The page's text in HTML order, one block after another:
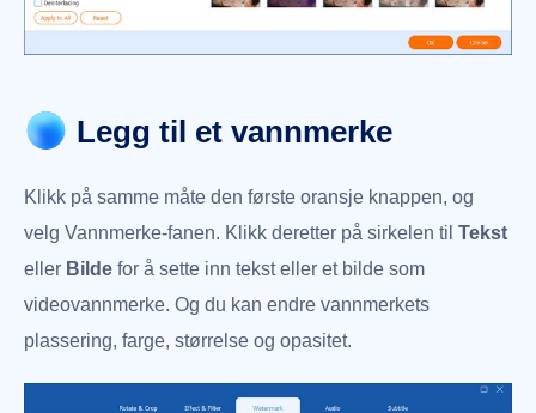
Legg til et vannmerke
Klikk på samme måte den første oransje knappen, og
velg Vannmerke-fanen. Klikk deretter på sirkelen til Tekst
eller Bilde for å sette inn tekst eller et bilde som
videovannmerke. Og du kan endre vannmerkets
plassering, farge, størrelse og opasitet.